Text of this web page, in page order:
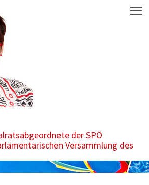
Zivilgesellschaft im Einsatz
der SPÖ
Versammlung des